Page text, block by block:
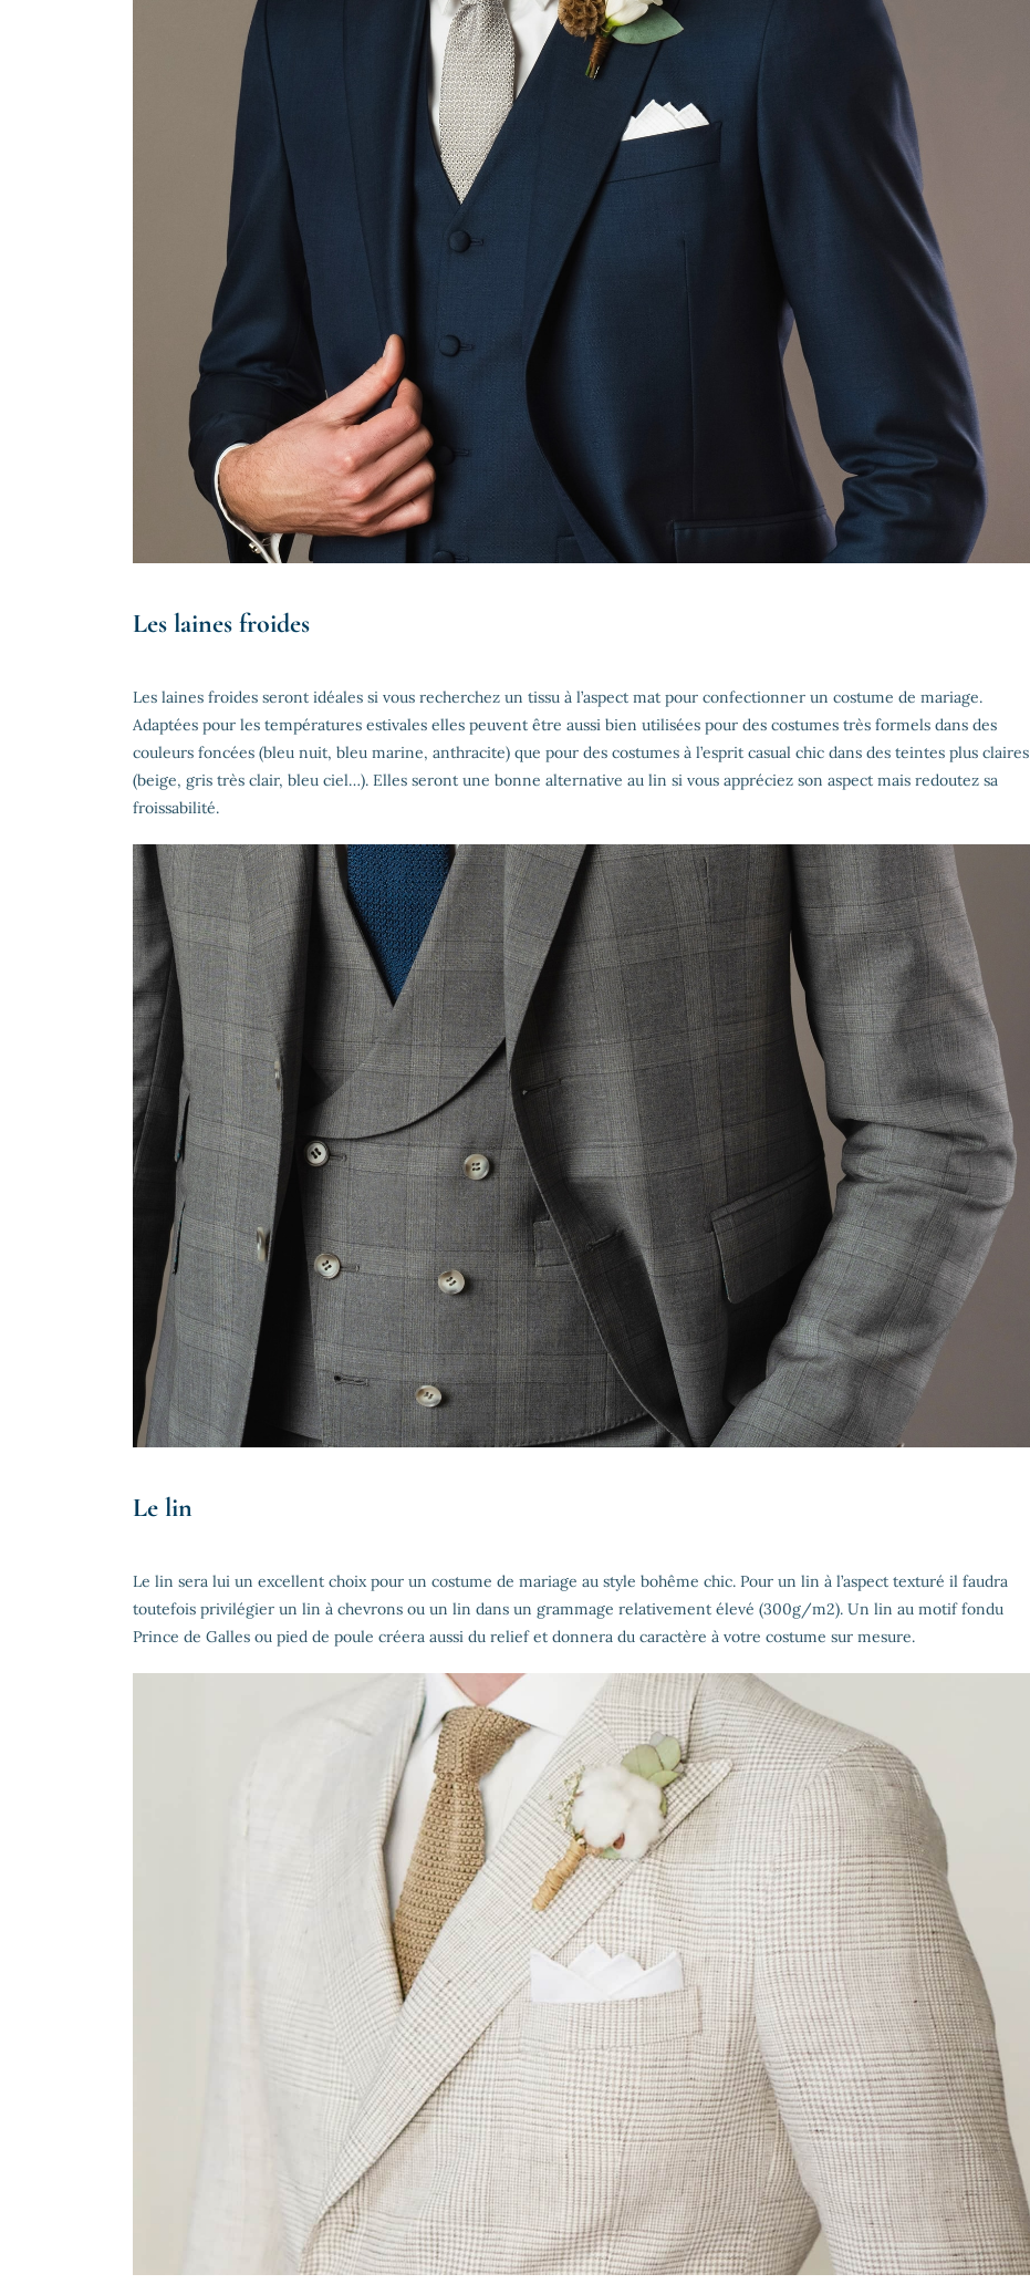
Les laines froides
Les laines froides seront idéales si vous recherchez un tissu à l’aspect mat pour confectionner un costume de mariage.
Adaptées pour les températures estivales elles peuvent être aussi bien utilisées pour des costumes très formels dans des
couleurs foncées (bleu nuit, bleu marine, anthracite) que pour des costumes à l’esprit casual chic dans des teintes plus claires
(beige, gris très clair, bleu ciel…). Elles seront une bonne alternative au lin si vous appréciez son aspect mais redoutez sa
froissabilité.
Le lin
Le lin sera lui un excellent choix pour un costume de mariage au style bohême chic. Pour un lin à l’aspect texturé il faudra
toutefois privilégier un lin à chevrons ou un lin dans un grammage relativement élevé (300g/m2). Un lin au motif fondu
Prince de Galles ou pied de poule créera aussi du relief et donnera du caractère à votre costume sur mesure.